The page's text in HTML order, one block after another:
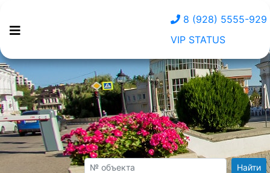
8 (928) 5555-929
VIP STATUS
Найти